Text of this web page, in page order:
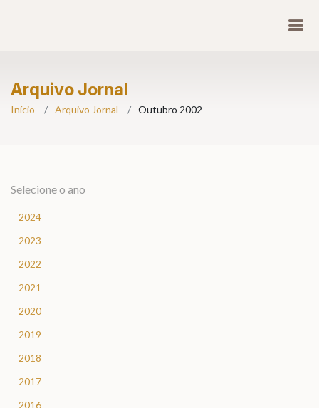
Arquivo Jornal
Início Arquivo Jornal Outubro 2002
Selecione o ano
2024
2023
2022
2021
2020
2019
2018
2017
2016